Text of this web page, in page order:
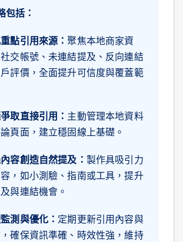
包括：
點引用來源：聚焦本地商家資
交帳號、未連結提及、反向連結
評價，全面提升可信度與覆蓋範
取直接引用：主動管理本地資料
頁面，建立穩固線上基礎。
容創造自然提及： 製作具吸引力
，如小測驗、指南或工具，提升
與連結機會。
測與優化：定期更新引用內容與
確保資訊準確、時效性強，維持